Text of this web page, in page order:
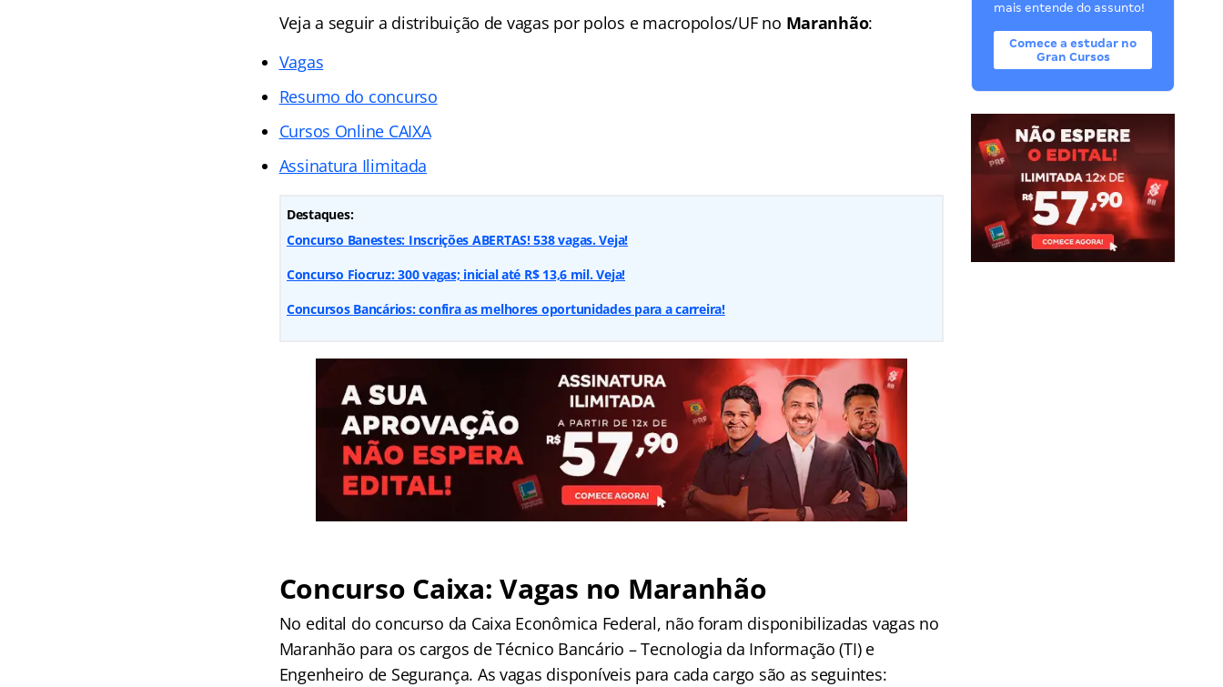
Veja a seguir a distribuição de vagas por polos e macropolos/UF no Maranhão:
Vagas
Resumo do concurso
Cursos Online CAIXA
Assinatura Ilimitada
Destaques:
Concurso Banestes: Inscrições ABERTAS! 538 vagas. Veja!
Concurso Fiocruz: 300 vagas; inicial até R$ 13,6 mil. Veja!
Concursos Bancários: confira as melhores oportunidades para a carreira!
Concurso Caixa: Vagas no Maranhão
No edital do concurso da Caixa Econômica Federal, não foram disponibilizadas vagas no
Maranhão para os cargos de Técnico Bancário – Tecnologia da Informação (TI) e
Engenheiro de Segurança. As vagas disponíveis para cada cargo são as seguintes:
mais entende do assunto!
Comece a estudar no
Gran Cursos